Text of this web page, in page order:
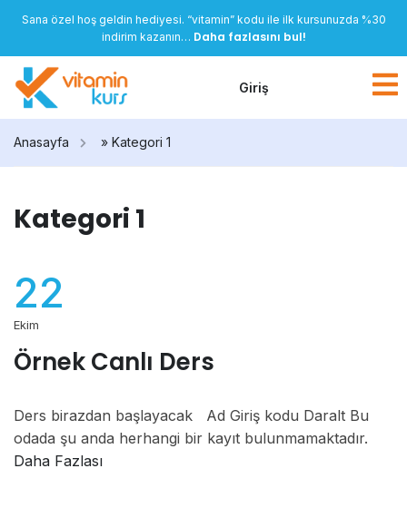
Sana özel hoş geldin hediyesi. “vitamin” kodu ile ilk kursunuzda %30
indirim kazanın… Daha fazlasını bul!
Giriş
Anasayfa » Kategori 1
Kategori 1
22
Ekim
Örnek Canlı Ders
Ders birazdan başlayacak Ad Giriş kodu Daralt Bu
odada şu anda herhangi bir kayıt bulunmamaktadır.
Daha Fazlası